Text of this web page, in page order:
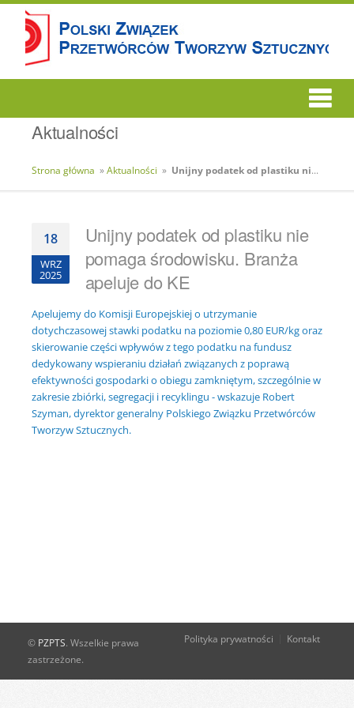
Aktualności
Strona główna »Aktualności » Unijny podatek od plastiku nie pomaga środowisku. Branża apeluje do KE
18
WRZ
2025
Unijny podatek od plastiku nie
pomaga środowisku. Branża
apeluje do KE
Apelujemy do Komisji Europejskiej o utrzymanie
dotychczasowej stawki podatku na poziomie 0,80 EUR/kg oraz
skierowanie części wpływów z tego podatku na fundusz
dedykowany wspieraniu działań związanych z poprawą
efektywności gospodarki o obiegu zamkniętym, szczególnie w
zakresie zbiórki, segregacji i recyklingu - wskazuje Robert
Szyman, dyrektor generalny Polskiego Związku Przetwórców
Tworzyw Sztucznych.
© PZPTS. Wszelkie prawa
zastrzeżone.
Polityka prywatności Kontakt